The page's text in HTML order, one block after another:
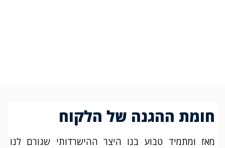
חומת ההגנה של הלקוח
מאז ומתמיד טבוע בנו היצר ההישרדותי שגורם לנו